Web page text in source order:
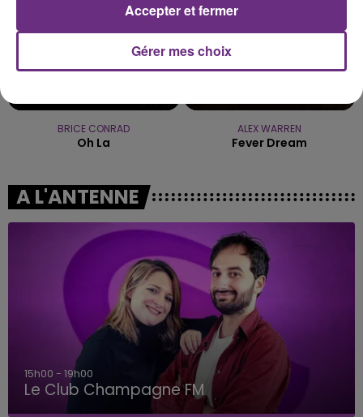
BRICE CONRAD
Oh La
ALEX WARREN
Fever Dream
A L'ANTENNE
15h00 - 19h00
Le Club Champagne FM
Gérer mes choix
Accepter et fermer